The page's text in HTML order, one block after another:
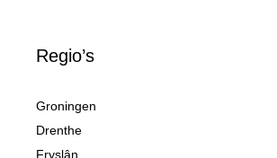
Regio’s
Groningen
Drenthe
Fryslân